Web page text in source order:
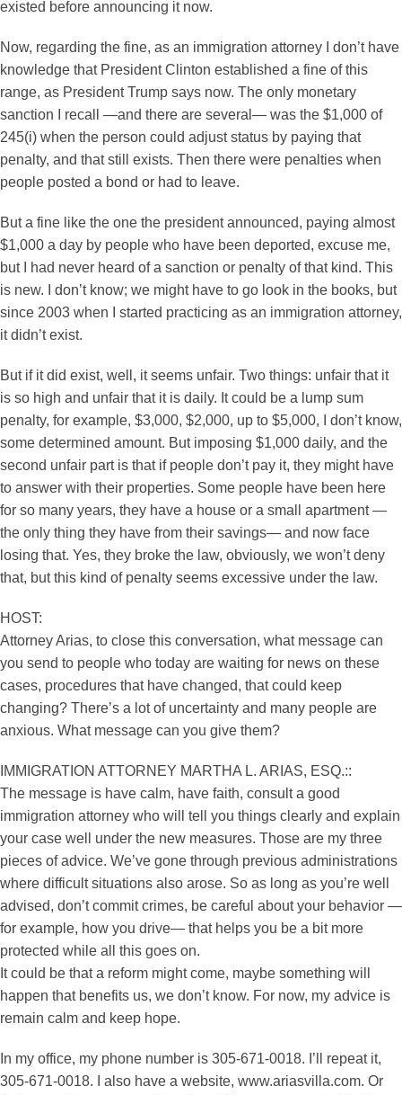
existed before announcing it now.
Now, regarding the fine, as an immigration attorney I don’t have
knowledge that President Clinton established a fine of this
range, as President Trump says now. The only monetary
sanction I recall —and there are several— was the $1,000 of
245(i) when the person could adjust status by paying that
penalty, and that still exists. Then there were penalties when
people posted a bond or had to leave.
But a fine like the one the president announced, paying almost
$1,000 a day by people who have been deported, excuse me,
but I had never heard of a sanction or penalty of that kind. This
is new. I don’t know; we might have to go look in the books, but
since 2003 when I started practicing as an immigration attorney,
it didn’t exist.
But if it did exist, well, it seems unfair. Two things: unfair that it
is so high and unfair that it is daily. It could be a lump sum
penalty, for example, $3,000, $2,000, up to $5,000, I don’t know,
some determined amount. But imposing $1,000 daily, and the
second unfair part is that if people don’t pay it, they might have
to answer with their properties. Some people have been here
for so many years, they have a house or a small apartment —
the only thing they have from their savings— and now face
losing that. Yes, they broke the law, obviously, we won’t deny
that, but this kind of penalty seems excessive under the law.
HOST:
Attorney Arias, to close this conversation, what message can
you send to people who today are waiting for news on these
cases, procedures that have changed, that could keep
changing? There’s a lot of uncertainty and many people are
anxious. What message can you give them?
IMMIGRATION ATTORNEY MARTHA L. ARIAS, ESQ.::
The message is have calm, have faith, consult a good
immigration attorney who will tell you things clearly and explain
your case well under the new measures. Those are my three
pieces of advice. We’ve gone through previous administrations
where difficult situations also arose. So as long as you’re well
advised, don’t commit crimes, be careful about your behavior —
for example, how you drive— that helps you be a bit more
protected while all this goes on.
It could be that a reform might come, maybe something will
happen that benefits us, we don’t know. For now, my advice is
remain calm and keep hope.
In my office, my phone number is 305-671-0018. I’ll repeat it,
305-671-0018. I also have a website, www.ariasvilla.com. Or